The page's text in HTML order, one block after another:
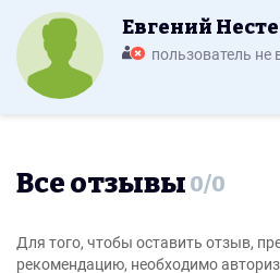
Евгений
пользователь не
Все отзывы 0/0
Для того, чтобы оставить отзыв,
рекомендацию, необходимо